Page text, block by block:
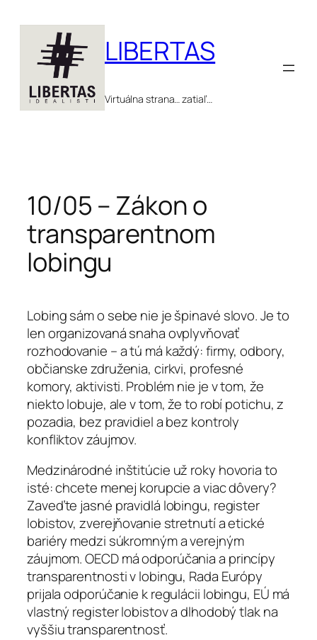
obsah
LIBERTAS
Virtuálna strana… zatiaľ…
10/05 – Zákon o
transparentnom
lobingu
Lobing sám o sebe nie je špinavé slovo. Je to
len organizovaná snaha ovplyvňovať
rozhodovanie – a tú má každý: firmy, odbory,
občianske združenia, cirkvi, profesné
komory, aktivisti. Problém nie je v tom, že
niekto lobuje, ale v tom, že to robí potichu, z
pozadia, bez pravidiel a bez kontroly
konfliktov záujmov.
Medzinárodné inštitúcie už roky hovoria to
isté: chcete menej korupcie a viac dôvery?
Zaveďte jasné pravidlá lobingu, register
lobistov, zverejňovanie stretnutí a etické
bariéry medzi súkromným a verejným
záujmom. OECD má odporúčania a princípy
transparentnosti v lobingu, Rada Európy
prijala odporúčanie k regulácii lobingu, EÚ má
vlastný register lobistov a dlhodobý tlak na
vyššiu transparentnosť.